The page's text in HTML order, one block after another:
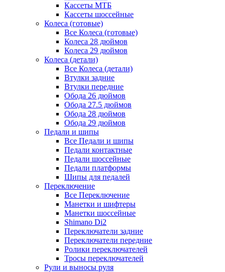
Кассеты МТБ
Кассеты шоссейные
Колеса (готовые)
Все Колеса (готовые)
Колеса 28 дюймов
Колеса 29 дюймов
Колеса (детали)
Все Колеса (детали)
Втулки задние
Втулки передние
Обода 26 дюймов
Обода 27.5 дюймов
Обода 28 дюймов
Обода 29 дюймов
Педали и шипы
Все Педали и шипы
Педали контактные
Педали шоссейные
Педали платформы
Шипы для педалей
Переключение
Все Переключение
Манетки и шифтеры
Манетки шоссейные
Shimano Di2
Переключатели задние
Переключатели передние
Ролики переключателей
Тросы переключателей
Рули и выносы руля